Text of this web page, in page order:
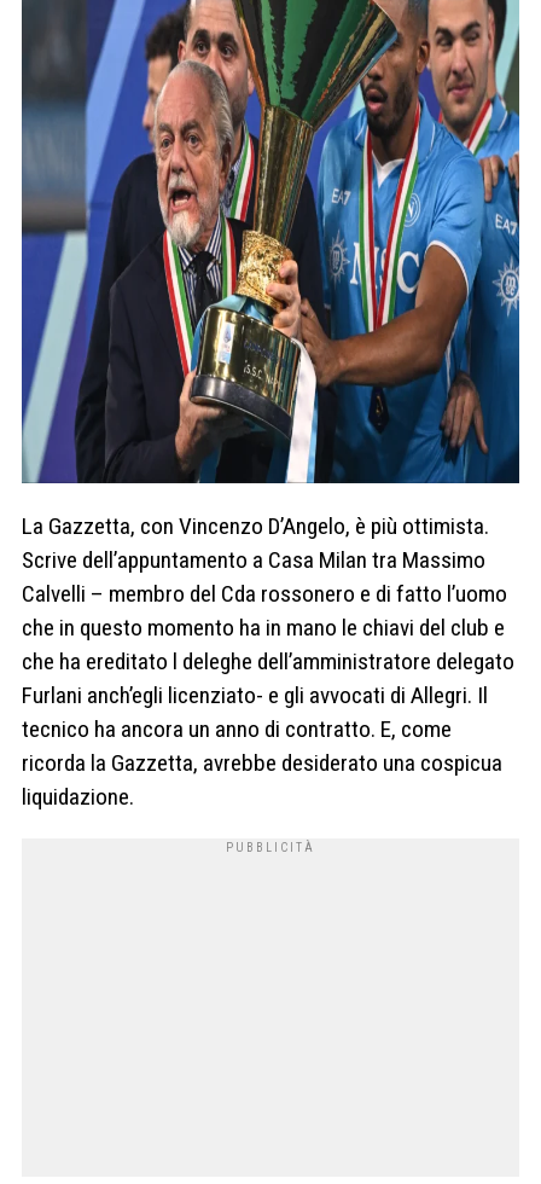
La Gazzetta, con Vincenzo D’Angelo, è più ottimista.
Scrive dell’appuntamento a Casa Milan tra Massimo
Calvelli – membro del Cda rossonero e di fatto l’uomo
che in questo momento ha in mano le chiavi del club e
che ha ereditato l deleghe dell’amministratore delegato
Furlani anch’egli licenziato- e gli avvocati di Allegri. Il
tecnico ha ancora un anno di contratto. E, come
ricorda la Gazzetta, avrebbe desiderato una cospicua
liquidazione.